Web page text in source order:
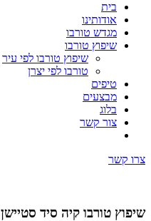
בית
אודותינו
מגדש טורבו
שיפוץ טורבו
שיפוץ טורבו לפי עיר
טורבו לפי יצרן
טיפים
מבצעים
בלוג
צור קשר
צרו קשר
שיפוץ טורבו קיה סיד סטיישן SW